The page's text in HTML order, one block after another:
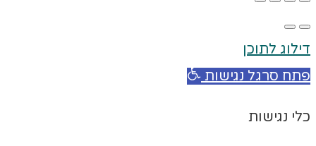
דילוג לתוכן
פתח סרגל נגישות
כלי נגישות